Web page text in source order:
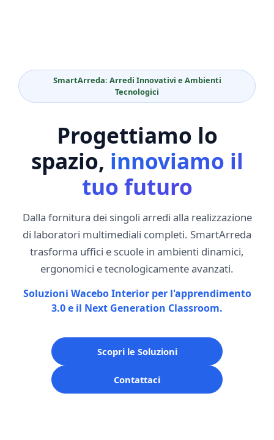
SmartArreda: Arredi Innovativi e Ambienti
Tecnologici
Progettiamo lo
spazio, innoviamo il
tuo futuro
Dalla fornitura dei singoli arredi alla realizzazione
di laboratori multimediali completi. SmartArreda
trasforma uffici e scuole in ambienti dinamici,
ergonomici e tecnologicamente avanzati.
Soluzioni Wacebo Interior per l'apprendimento
3.0 e il Next Generation Classroom.
Scopri le Soluzioni
Contattaci